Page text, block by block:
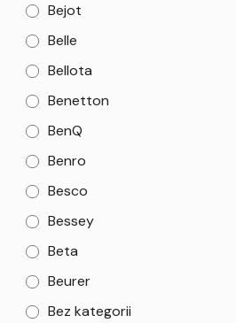
Bejot
Belle
Bellota
Benetton
BenQ
Benro
Besco
Bessey
Beta
Beurer
Bez kategorii